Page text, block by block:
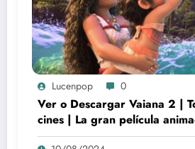
Lucenpop 0
Ver o Descargar Vaiana 2 |
cines | La gran película
culto Disney | *****